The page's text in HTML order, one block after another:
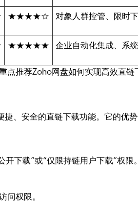
★★★★☆ 对象人群控管、限时
★★★★★ 企业自动化集成、系
推荐Zoho网盘如何实现高效直链
、安全的直链下载功能。它的优势
下载”或“仅限持链用户下载”权
问权限。